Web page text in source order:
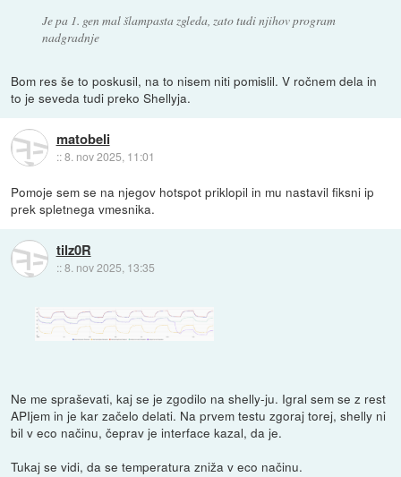
Je pa 1. gen mal šlampasta zgleda, zato tudi njihov program
nadgradnje
Bom res še to poskusil, na to nisem niti pomislil. V ročnem dela in
to je seveda tudi preko Shellyja.
matobeli
::8. nov 2025, 11:01
Pomoje sem se na njegov hotspot priklopil in mu nastavil fiksni ip
prek spletnega vmesnika.
tilz0R
::8. nov 2025, 13:35
Ne me spraševati, kaj se je zgodilo na shelly-ju. Igral sem se z rest
APIjem in je kar začelo delati. Na prvem testu zgoraj torej, shelly ni
bil v eco načinu, čeprav je interface kazal, da je.
Tukaj se vidi, da se temperatura zniža v eco načinu.